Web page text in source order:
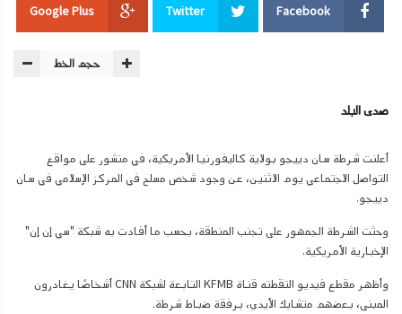
Facebook
Twitter
Google Plus
حجم الخط
صدى البلد
أعلنت شرطة سان دييجو بولاية كاليفورنيا الأمريكية، في منشور على مواقع
التواصل الاجتماعي يوم الاثنين، عن وجود شخص مسلح في المركز الإسلامي في سان
دييجو.
وحثت الشرطة الجمهور على تجنب المنطقة، بحسب ما أفادت به شبكة "سي إن إن"
الإخبارية الأمريكية.
وأظهر مقطع فيديو التقطته قناة KFMB التابعة لشبكة CNN أشخاصًا يغادرون
المبنى، بعضهم متشابك الأيدي، برفقة ضباط شرطة.